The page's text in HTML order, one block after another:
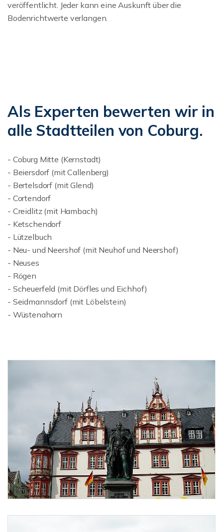
veröffentlicht. Jeder kann eine Auskunft über die
Bodenrichtwerte verlangen.
Als Experten bewerten wir in
alle Stadtteilen von Coburg.
- Coburg Mitte (Kernstadt)
- Beiersdorf (mit Callenberg)
- Bertelsdorf (mit Glend)
- Cortendorf
- Creidlitz (mit Hambach)
- Ketschendorf
- Lützelbuch
- Neu- und Neershof (mit Neuhof und Neershof)
- Neuses
- Rögen
- Scheuerfeld (mit Dörfles und Eichhof)
- Seidmannsdorf (mit Löbelstein)
- Wüstenahorn